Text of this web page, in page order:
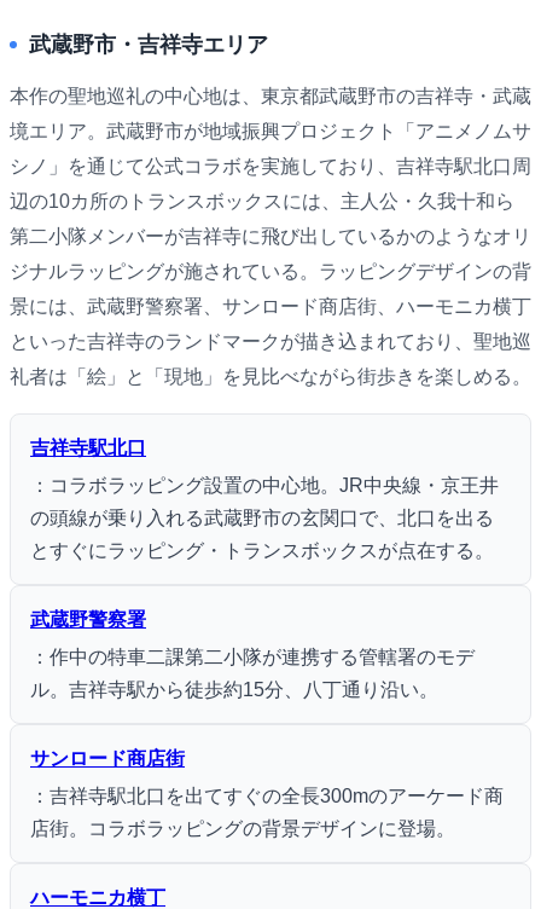
武蔵野市・吉祥寺エリア
本作の聖地巡礼の中心地は、東京都武蔵野市の吉祥寺・武蔵
境エリア。武蔵野市が地域振興プロジェクト「アニメノムサ
シノ」を通じて公式コラボを実施しており、吉祥寺駅北口周
辺の10カ所のトランスボックスには、主人公・久我十和ら
第二小隊メンバーが吉祥寺に飛び出しているかのようなオリ
ジナルラッピングが施されている。ラッピングデザインの背
景には、武蔵野警察署、サンロード商店街、ハーモニカ横丁
といった吉祥寺のランドマークが描き込まれており、聖地巡
礼者は「絵」と「現地」を見比べながら街歩きを楽しめる。
吉祥寺駅北口
：コラボラッピング設置の中心地。JR中央線・京王井
の頭線が乗り入れる武蔵野市の玄関口で、北口を出る
とすぐにラッピング・トランスボックスが点在する。
武蔵野警察署
：作中の特車二課第二小隊が連携する管轄署のモデ
ル。吉祥寺駅から徒歩約15分、八丁通り沿い。
サンロード商店街
：吉祥寺駅北口を出てすぐの全長300mのアーケード商
店街。コラボラッピングの背景デザインに登場。
ハーモニカ横丁